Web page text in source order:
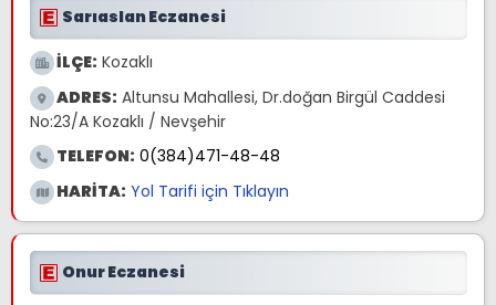
Sarıaslan Eczanesi
İLÇE: Kozaklı
ADRES: Altunsu Mahallesi, Dr.doğan Birgül Caddesi
No:23/A Kozaklı / Nevşehir
TELEFON: 0(384)471-48-48
HARİTA: Yol Tarifi için Tıklayın
Onur Eczanesi